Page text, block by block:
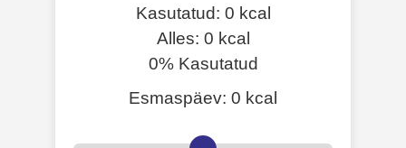
Kasutatud: 0 kcal
Alles: 0 kcal
0%Kasutatud
Esmaspäev: 0 kcal